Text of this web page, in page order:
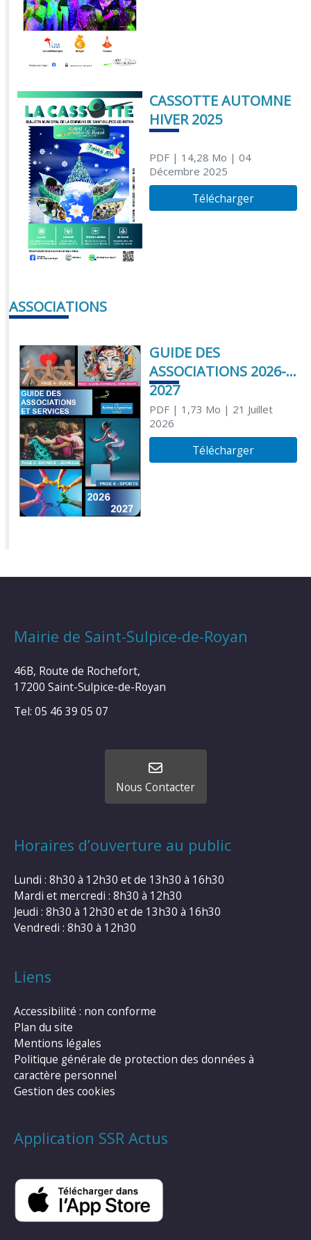
CASSOTTE AUTOMNE
HIVER 2025
PDF| 14,28 Mo | 04
Décembre 2025
Télécharger
ASSOCIATIONS
GUIDE DES
ASSOCIATIONS 2026-
2027
PDF| 1,73 Mo | 21 Juillet
2026
Télécharger
Mairie de Saint-Sulpice-de-Royan
46B, Route de Rochefort,
17200 Saint-Sulpice-de-Royan
Tel: 05 46 39 05 07
Nous Contacter
Horaires d’ouverture au public
Lundi : 8h30 à 12h30 et de 13h30 à 16h30
Mardi et mercredi : 8h30 à 12h30
Jeudi : 8h30 à 12h30 et de 13h30 à 16h30
Vendredi : 8h30 à 12h30
Liens
Accessibilité : non conforme
Plan du site
Mentions légales
Politique générale de protection des données à
caractère personnel
Gestion des cookies
Application SSR Actus